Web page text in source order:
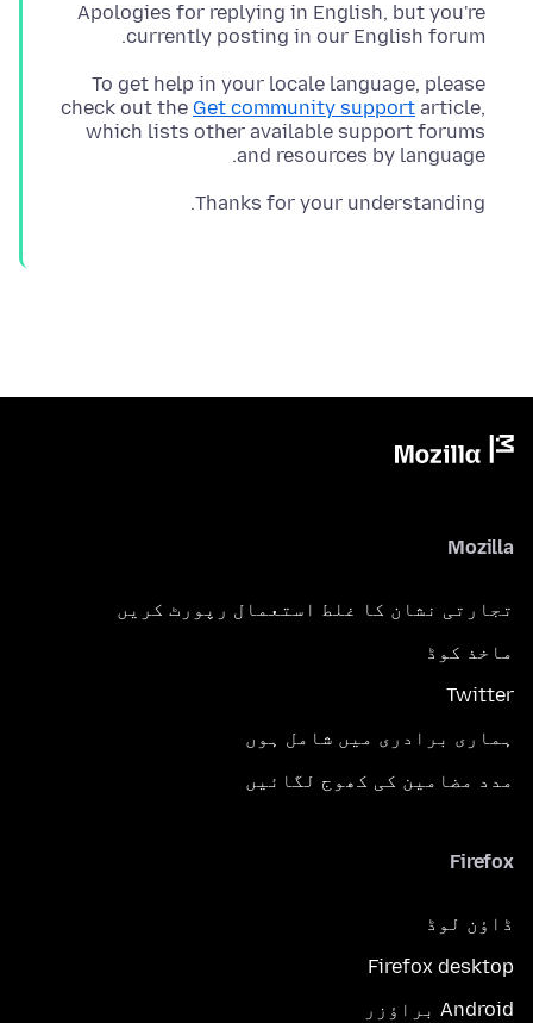
Apologies for replying in English, but you're
currently posting in our English forum.
To get help in your locale language, please
check out the Get community support article,
which lists other available support forums
and resources by language.
Thanks for your understanding.
Mozilla
تجارتی نشان کا غلط استعمال رپورٹ کریں
ماخذ کوڈ
Twitter
ہماری برادری میں شامل ہوں
مدد مضامین کی کھوج لگائیں
Firefox
ڈاؤن لوڈ
Firefox desktop
Android براؤزر